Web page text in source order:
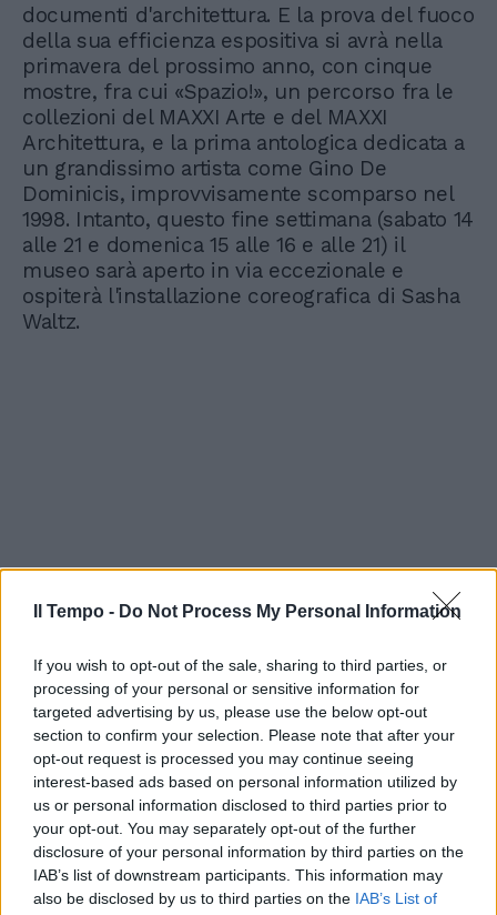
Il Tempo - Do Not Process My Personal Information
If you wish to opt-out of the sale, sharing to third parties, or
processing of your personal or sensitive information for
targeted advertising by us, please use the below opt-out
section to confirm your selection. Please note that after your
opt-out request is processed you may continue seeing
interest-based ads based on personal information utilized by
us or personal information disclosed to third parties prior to
your opt-out. You may separately opt-out of the further
disclosure of your personal information by third parties on the
IAB’s list of downstream participants. This information may
also be disclosed by us to third parties on the IAB’s List of
documenti d'architettura. E la prova del fuoco
della sua efficienza espositiva si avrà nella
primavera del prossimo anno, con cinque
mostre, fra cui «Spazio!», un percorso fra le
collezioni del MAXXI Arte e del MAXXI
Architettura, e la prima antologica dedicata a
un grandissimo artista come Gino De
Dominicis, improvvisamente scomparso nel
1998. Intanto, questo fine settimana (sabato 14
alle 21 e domenica 15 alle 16 e alle 21) il
museo sarà aperto in via eccezionale e
ospiterà l'installazione coreografica di Sasha
Waltz.